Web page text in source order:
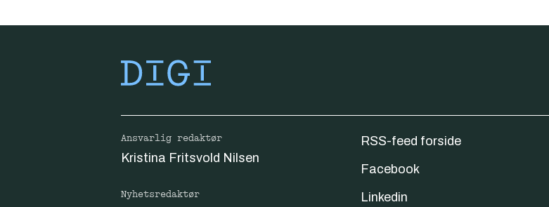
Ansvarlig redaktør
Kristina Fritsvold Nilsen
Nyhetsredaktør
RSS-feed forside
Facebook
Linkedin